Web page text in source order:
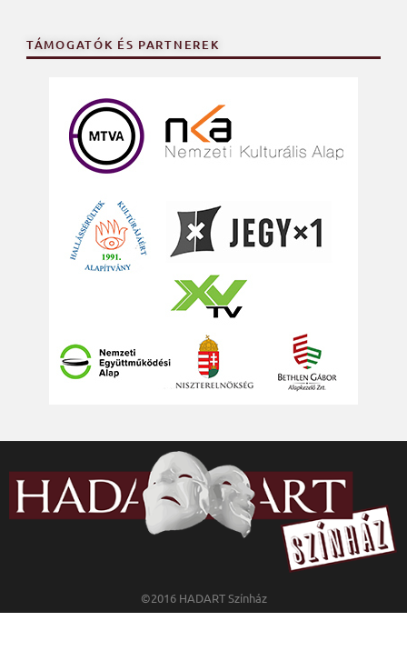
TÁMOGATÓK ÉS PARTNEREK
©2016 HADART Színház